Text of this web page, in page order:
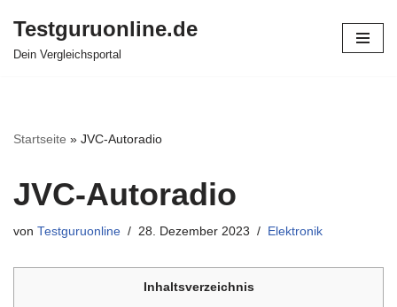
Zum
Testguruonline.de
Dein Vergleichsportal
Startseite » JVC-Autoradio
JVC-Autoradio
von Testguruonline 28. Dezember 2023 Elektronik
Inhaltsverzeichnis